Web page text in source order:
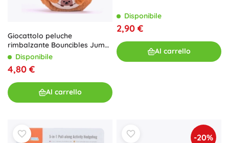
Giocattolo peluche
rimbalzante Bouncibles Jumpi
8 cmDisponibile
4,80 €
Al carrello
Disponibile
2,90 €
Al carrello
-20%